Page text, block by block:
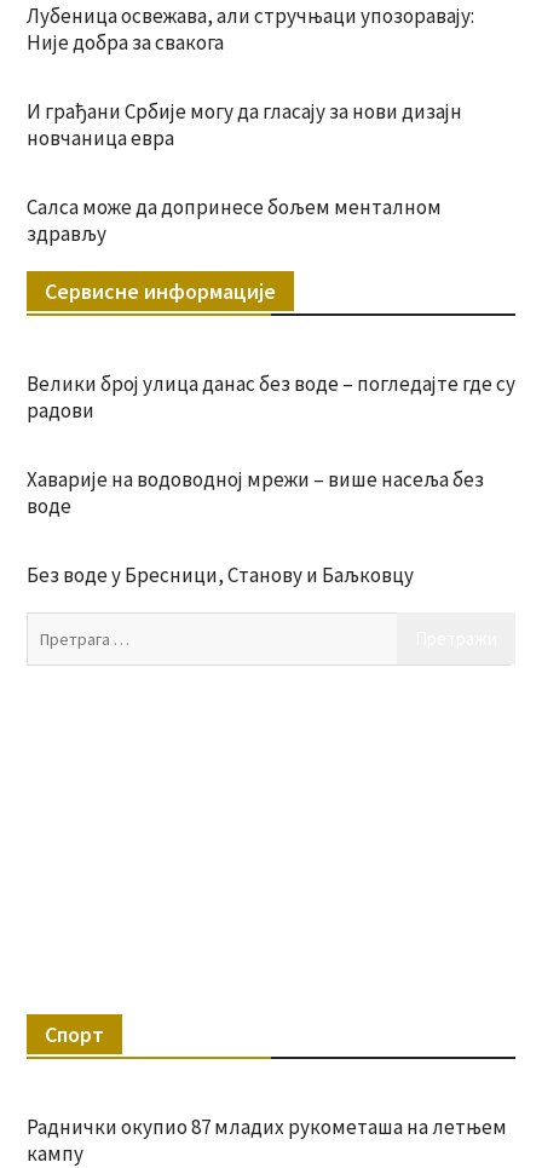
Лубеница освежава, али стручњаци упозоравају:
Није добра за свакога
И грађани Србије могу да гласају за нови дизајн
новчаница евра
Салса може да допринесе бољем менталном
здрављу
Сервисне информације
Велики број улица данас без воде – погледајте где су
радови
Хаварије на водоводној мрежи – више насеља без
воде
Без воде у Бресници, Станову и Баљковцу
Спорт
Раднички окупио 87 младих рукометаша на летњем
кампу